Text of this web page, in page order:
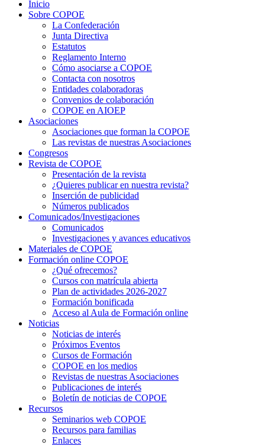
Inicio
Sobre COPOE
La Confederación
Junta Directiva
Estatutos
Reglamento Interno
Cómo asociarse a COPOE
Contacta con nosotros
Entidades colaboradoras
Convenios de colaboración
COPOE en AIOEP
Asociaciones
Asociaciones que forman la COPOE
Las revistas de nuestras Asociaciones
Congresos
Revista de COPOE
Presentación de la revista
¿Quieres publicar en nuestra revista?
Inserción de publicidad
Números publicados
Comunicados/Investigaciones
Comunicados
Investigaciones y avances educativos
Materiales de COPOE
Formación online COPOE
¿Qué ofrecemos?
Cursos con matrícula abierta
Plan de actividades 2026-2027
Formación bonificada
Acceso al Aula de Formación online
Noticias
Noticias de interés
Próximos Eventos
Cursos de Formación
COPOE en los medios
Revistas de nuestras Asociaciones
Publicaciones de interés
Boletín de noticias de COPOE
Recursos
Seminarios web COPOE
Recursos para familias
Enlaces